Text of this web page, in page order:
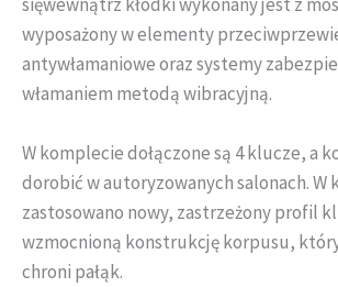
wyposażony w elementy
antywłamaniowe oraz systemy
włamaniem metodą wibracyjną.
W komplecie dołączone są 4 klucze, a
dorobić w autoryzowanych salonach. W
zastosowano nowy, zastrzeżony profil
wzmocnioną konstrukcję korpusu,
chroni pałąk.